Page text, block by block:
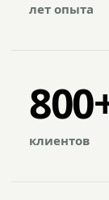
лет опыта
клиентов